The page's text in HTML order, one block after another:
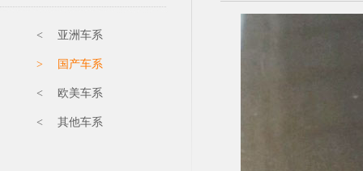
< 亚洲车系
> 国产车系
< 欧美车系
< 其他车系